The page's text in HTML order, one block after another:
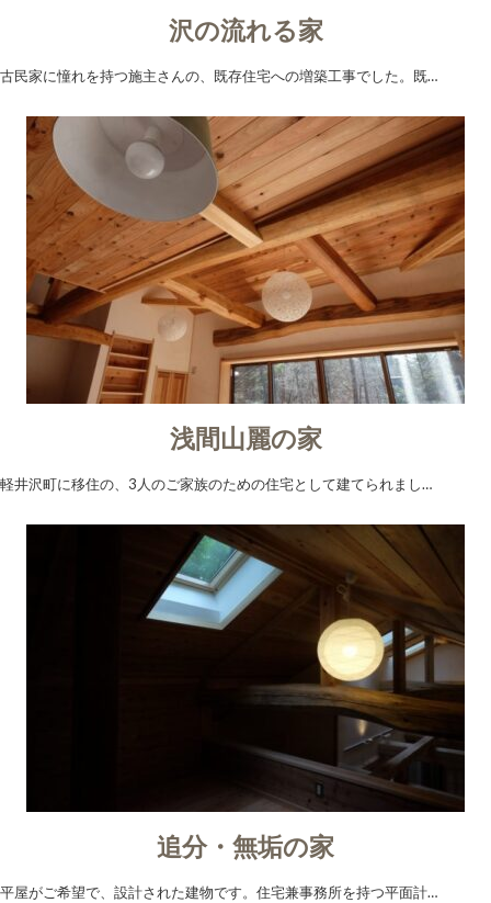
沢の流れる家
古民家に憧れを持つ施主さんの、既存住宅への増築工事でした。既…
浅間山麗の家
軽井沢町に移住の、3人のご家族のための住宅として建てられまし…
追分・無垢の家
平屋がご希望で、設計された建物です。住宅兼事務所を持つ平面計…